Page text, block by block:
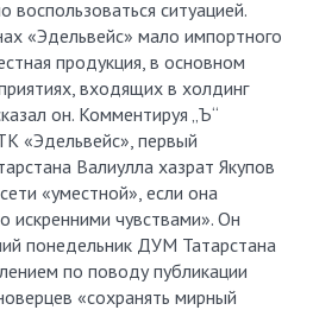
ситуацией.
«Эдельвейс» мало импортного
продукция, в основном
входящих в холдинг
он. Комментируя „Ъ“
«Эдельвейс», первый
Валиулла хазрат Якупов
«уместной», если она
искренними чувствами». Он
понедельник ДУМ Татарстана
по поводу публикации
«сохранять мирный